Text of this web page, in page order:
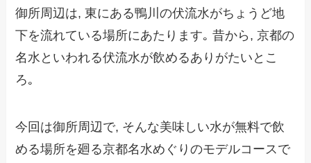
御所周辺は, 東にある鴨川の伏流水がちょうど地
下を流れている場所にあたります｡ 昔から, 京都の
名水といわれる伏流水が飲めるありがたいとこ
ろ｡
今回は御所周辺で, そんな美味しい水が無料で飲
める場所を廻る京都名水めぐりのモデルコースで